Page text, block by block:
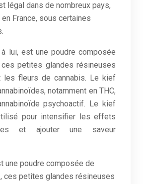
légal dans de nombreux pays,
France, sous certaines
lui, est une poudre composée
petites glandes résineuses
les fleurs de cannabis. Le kief
notamment en THC,
psychoactif. Le kief
pour intensifier les effets
et ajouter une saveur
une poudre composée de
ces petites glandes résineuses